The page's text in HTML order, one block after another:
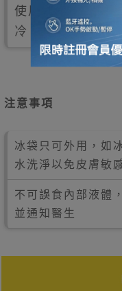
使用方法 : 用力
冷，上下搖均令
注意事項
冰袋只可外用，如
水洗淨以免皮膚敏
不可誤食內部液體
並通知醫生